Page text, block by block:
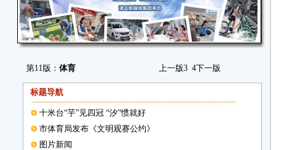
第11版： 体育 上一版3 4下一版
标题导航
十米台“芋”见四冠 “汐”惯就好
市体育局发布《文明观赛公约》
图片新闻